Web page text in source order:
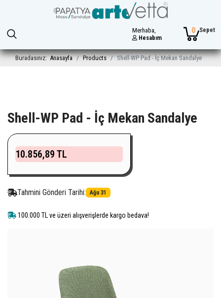
Merhaba,
Hesabım
Sepet
0
Buradasınız:Anasayfa Products Shell-WP Pad - İç Mekan Sandalye
Shell-WP Pad - İç Mekan Sandalye
10.856,89 TL
Tahmini Gönderi Tarihi: Ağu 31
100.000 TL ve üzeri alışverişlerde kargo bedava!